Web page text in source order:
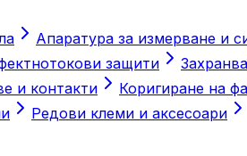
Апаратура за измерване и
защити
и контакти Коригиране на
Редови клеми и аксесоари